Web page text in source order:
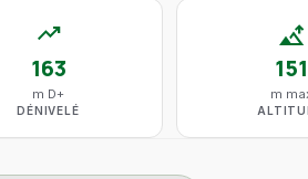
trending_up
163
m D+
DÉNIVELÉ
altitude
151
m